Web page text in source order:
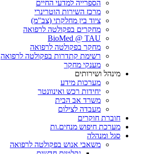
הספרייה למדעי החיים
מרכז השירות הוטרינרי
ציוד בין מחלקתי (צב"מ)
מחקרים בפקולטה לרפואה
BioMed @ TAU
מחקר בפקולטה לרפואה
רשימת קתדרות בפקולטה לרפואה
מענקי מחקר
מינהל ושירותים
מערכות מידע
יחידות רכש ואינוונטר
משרד אב הבית
מעבדה לצילום
חוברת חוקרים
מערכת חיפוש מנחים.ות
סגל ומנהלה
משאבי אנוש בפקולטה לרפואה